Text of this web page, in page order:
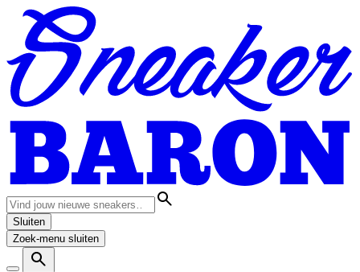
Sluiten
Zoek-menu sluiten